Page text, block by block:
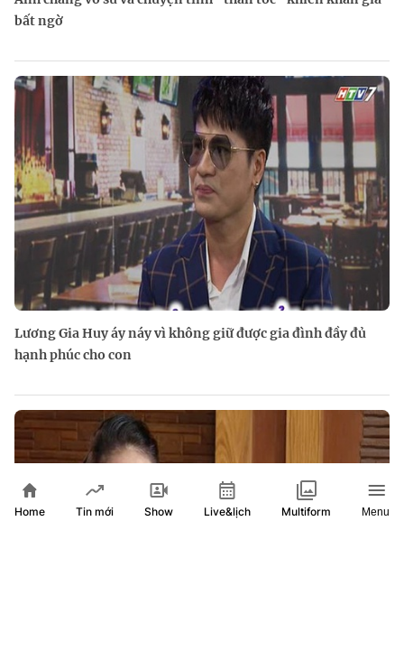
bất ngờ
Lương Gia Huy áy náy vì không giữ được gia đình đầy đủ
hạnh phúc cho con
Home Tin mới Show Live&lịch Multiform Menu